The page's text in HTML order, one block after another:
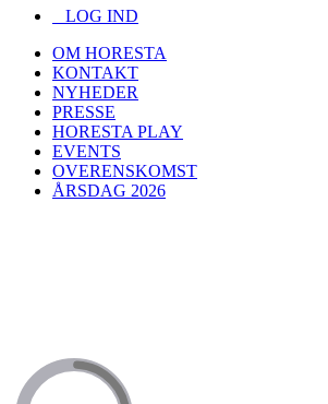
LOG IND
OM HORESTA
KONTAKT
NYHEDER
PRESSE
HORESTA PLAY
EVENTS
OVERENSKOMST
ÅRSDAG 2026